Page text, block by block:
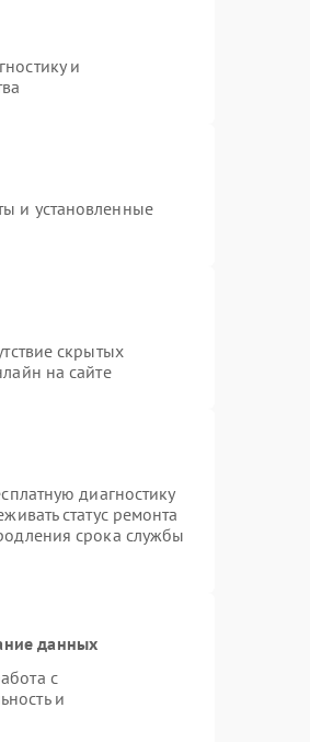
и
и установленные
скрытых
на сайте
диагностику
статус ремонта
срока службы
данных
с
и